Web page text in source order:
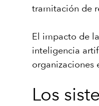
tramitación de
El impacto de
inteligencia
organizaciones
Los